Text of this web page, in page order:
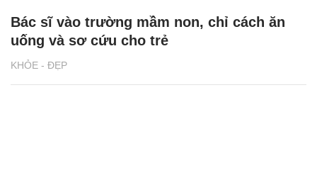
KHỎE - ĐẸP
Bác sĩ vào trường mầm non, chỉ cách ăn
uống và sơ cứu cho trẻ